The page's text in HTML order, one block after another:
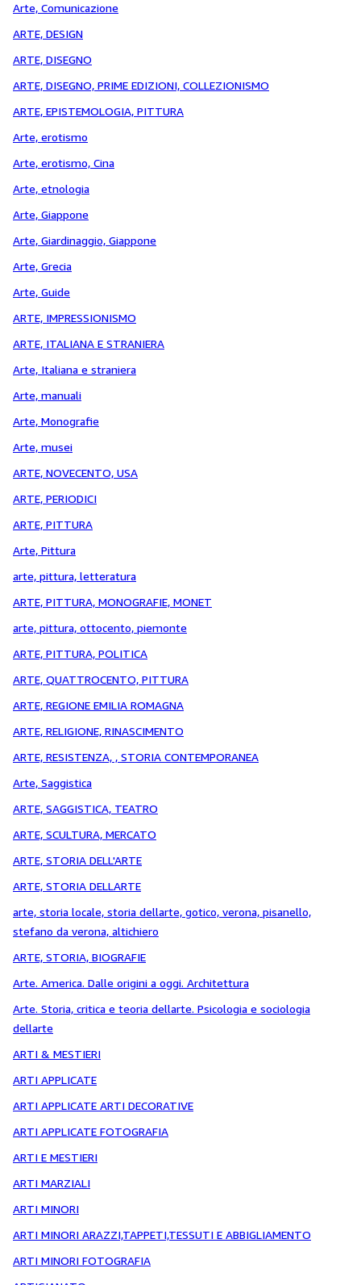
Arte, Comunicazione
ARTE, DESIGN
ARTE, DISEGNO
ARTE, DISEGNO, PRIME EDIZIONI, COLLEZIONISMO
ARTE, EPISTEMOLOGIA, PITTURA
Arte, erotismo
Arte, erotismo, Cina
Arte, etnologia
Arte, Giappone
Arte, Giardinaggio, Giappone
Arte, Grecia
Arte, Guide
ARTE, IMPRESSIONISMO
ARTE, ITALIANA E STRANIERA
Arte, Italiana e straniera
Arte, manuali
Arte, Monografie
Arte, musei
ARTE, NOVECENTO, USA
ARTE, PERIODICI
ARTE, PITTURA
Arte, Pittura
arte, pittura, letteratura
ARTE, PITTURA, MONOGRAFIE, MONET
arte, pittura, ottocento, piemonte
ARTE, PITTURA, POLITICA
ARTE, QUATTROCENTO, PITTURA
ARTE, REGIONE EMILIA ROMAGNA
ARTE, RELIGIONE, RINASCIMENTO
ARTE, RESISTENZA, , STORIA CONTEMPORANEA
Arte, Saggistica
ARTE, SAGGISTICA, TEATRO
ARTE, SCULTURA, MERCATO
ARTE, STORIA DELL'ARTE
ARTE, STORIA DELLARTE
arte, storia locale, storia dellarte, gotico, verona, pisanello,
stefano da verona, altichiero
ARTE, STORIA, BIOGRAFIE
Arte. America. Dalle origini a oggi. Architettura
Arte. Storia, critica e teoria dellarte. Psicologia e sociologia
dellarte
ARTI & MESTIERI
ARTI APPLICATE
ARTI APPLICATE ARTI DECORATIVE
ARTI APPLICATE FOTOGRAFIA
ARTI E MESTIERI
ARTI MARZIALI
ARTI MINORI
ARTI MINORI ARAZZI,TAPPETI,TESSUTI E ABBIGLIAMENTO
ARTI MINORI FOTOGRAFIA